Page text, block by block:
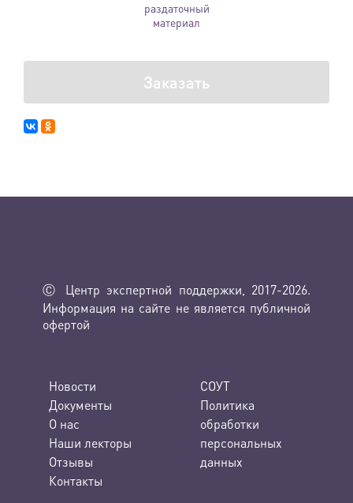
раздаточный
материал
Заказать
Ⓒ Центр экспертной поддержки, 2017-2026.
Информация на сайте не является публичной
офертой
Новости
Документы
О нас
Наши лекторы
Отзывы
Контакты
СОУТ
Политика
обработки
персональных
данных